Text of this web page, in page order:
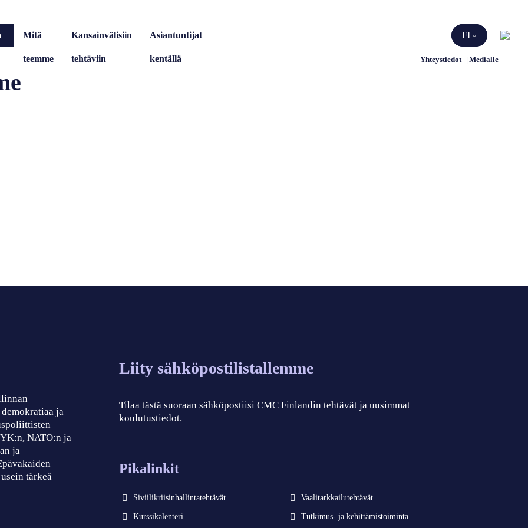
Mitä
teemme
Kansainvälisiin
tehtäviin
Asiantuntijat
kentällä Yhteystiedot Medialle
FI
ja
NATO:n ja
ja
tärkeä
Liity sähköpostilistallemme
Tilaa tästä suoraan sähköpostiisi CMC Finlandin tehtävät ja uusimmat
koulutustiedot.
Pikalinkit
Siviilikriisinhallintatehtävät Vaalitarkkailutehtävät
Kurssikalenteri Tutkimus- ja kehittämistoiminta